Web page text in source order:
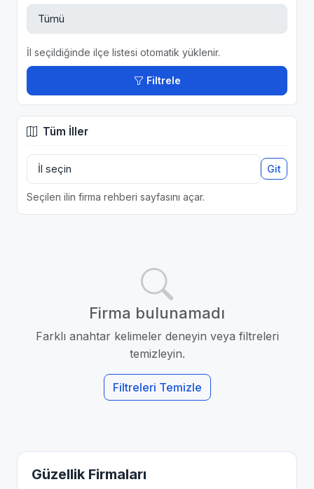
İl seçildiğinde ilçe listesi otomatik yüklenir.
Filtrele
Tüm İller
Git
Seçilen ilin firma rehberi sayfasını açar.
Firma bulunamadı
Farklı anahtar kelimeler deneyin veya filtreleri
temizleyin.
Filtreleri Temizle
Güzellik Firmaları